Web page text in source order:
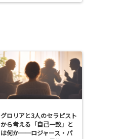
グロリアと3人のセラピスト
から考える「自己一致」と
は何か──ロジャース・パ